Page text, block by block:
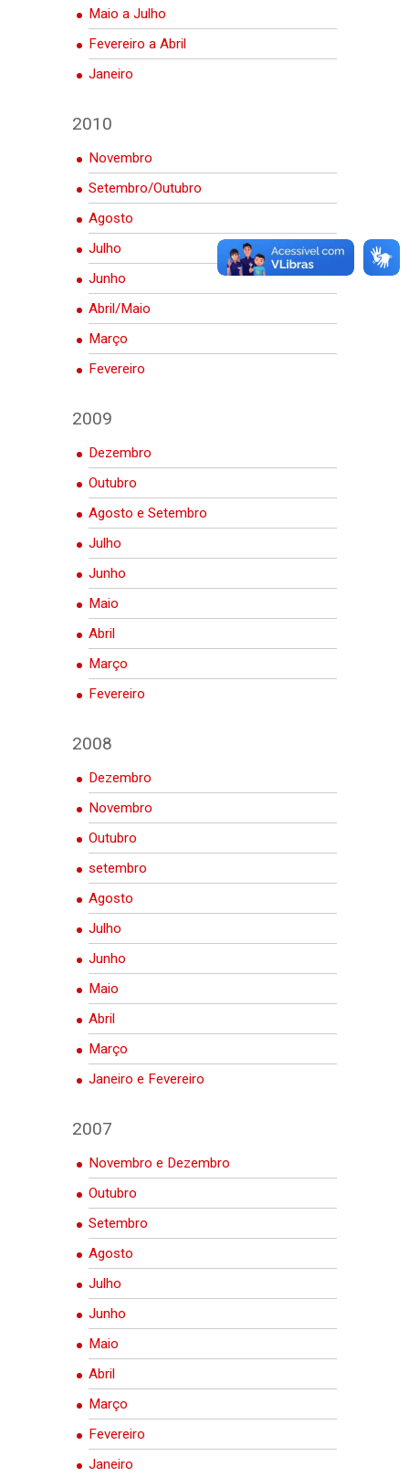
Maio a Julho
Fevereiro a Abril
Janeiro
2010
Novembro
Setembro/Outubro
Agosto
Julho
Junho
Abril/Maio
Março
Fevereiro
2009
Dezembro
Outubro
Agosto e Setembro
Julho
Junho
Maio
Abril
Março
Fevereiro
2008
Dezembro
Novembro
Outubro
setembro
Agosto
Julho
Junho
Maio
Abril
Março
Janeiro e Fevereiro
2007
Novembro e Dezembro
Outubro
Setembro
Agosto
Julho
Junho
Maio
Abril
Março
Fevereiro
Janeiro